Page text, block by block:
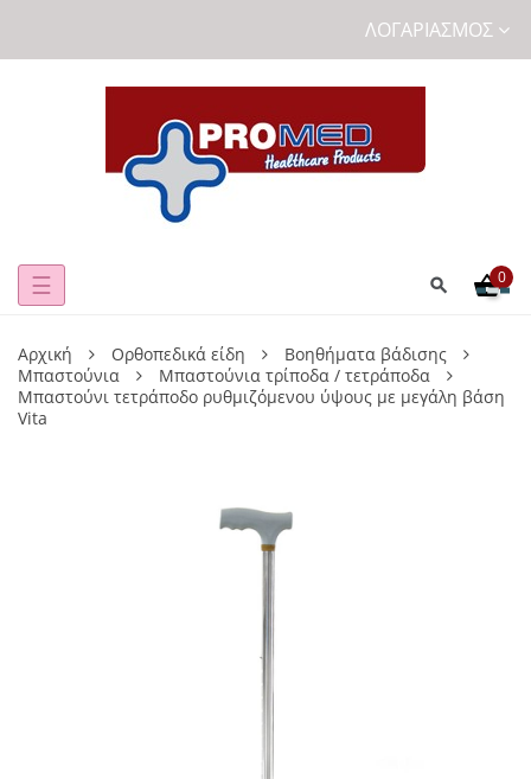
ΛΟΓΑΡΙΑΣΜΌΣ
Toggle
☰ 0
Αρχική Ορθοπεδικά είδη
Βοηθήματα βάδισης
Μπαστούνια
Μπαστούνια τρίποδα / τετράποδα
Μπαστούνι τετράποδο ρυθμιζόμενου ύψους με μεγάλη βάση
Vita